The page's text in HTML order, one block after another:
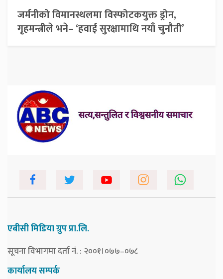
जर्मनीको विमानस्थलमा विस्फोटकयुक्त ड्रोन,
गृहमन्त्रीले भने– ‘हवाई सुरक्षामाथि नयाँ चुनौती’
एबीसी मिडिया ग्रुप प्रा.लि.
सूचना विभागमा दर्ता नं. : २००१।०७७–०७८
कार्यालय सम्पर्क